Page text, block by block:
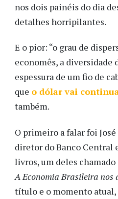
nos dois painéis do dia
detalhes horripilantes.
E o pior: “o grau de
economês, a diversidade
espessura de um fio de
que o dólar vai
também.
O primeiro a falar foi
diretor do Banco Central
livros, um deles chamado
A Economia Brasileira nos
título e o momento atual,